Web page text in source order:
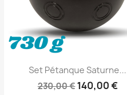
Set Pétanque Saturne...
230,00 € 140,00 €